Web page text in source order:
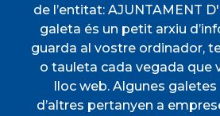
CERTIFICAT DE VIATGE
PORTAL DE
TRANSPARÈNCIA
SEU
TAULER D'ANUNCIS
Menú
de l’entitat: AJUNTAMENT
galeta és un petit arxiu
guarda al vostre ordinador,
o tauleta cada vegada que
lloc web. Algunes
d’altres pertanyen a